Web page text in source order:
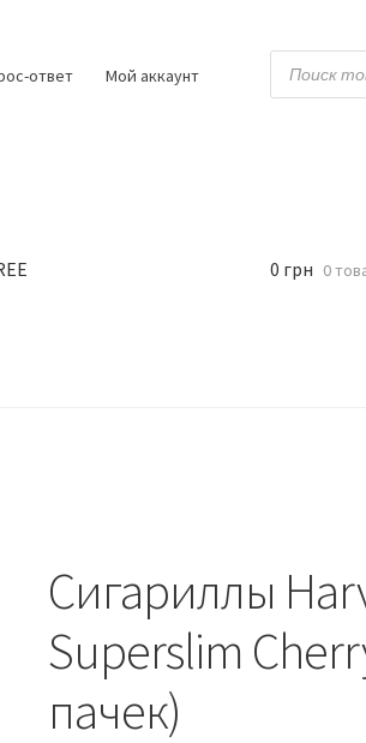
ответ Мой аккаунт
Поиск
товаров
0 грн 0
Сигариллы
Superslim
пачек)